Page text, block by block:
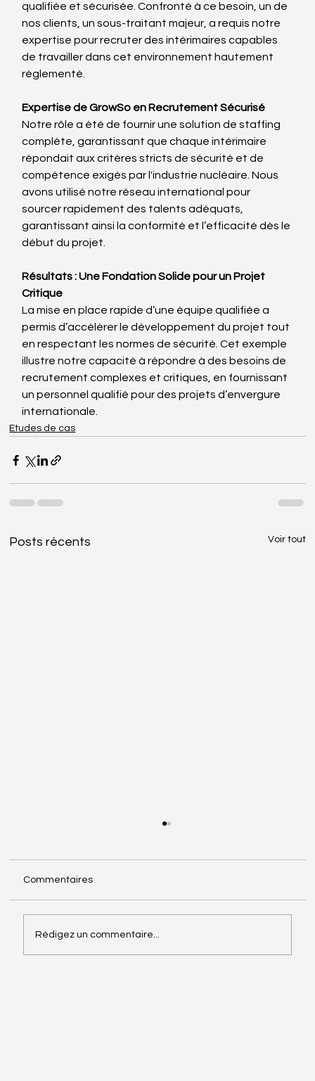
qualifiée et sécurisée. Confronté à ce besoin, un de
nos clients, un sous-traitant majeur, a requis notre
expertise pour recruter des intérimaires capables
de travailler dans cet environnement hautement
réglementé.
Expertise de GrowSo en Recrutement Sécurisé
Notre rôle a été de fournir une solution de staffing
complète, garantissant que chaque intérimaire
répondait aux critères stricts de sécurité et de
compétence exigés par l'industrie nucléaire. Nous
avons utilisé notre réseau international pour
sourcer rapidement des talents adéquats,
garantissant ainsi la conformité et l’efficacité dès le
début du projet.
Résultats : Une Fondation Solide pour un Projet
Critique
La mise en place rapide d’une équipe qualifiée a
permis d’accélérer le développement du projet tout
en respectant les normes de sécurité. Cet exemple
illustre notre capacité à répondre à des besoins de
recrutement complexes et critiques, en fournissant
un personnel qualifié pour des projets d’envergure
internationale.
Etudes de cas
Posts récents Voir tout
Commentaires
Rédigez un commentaire...